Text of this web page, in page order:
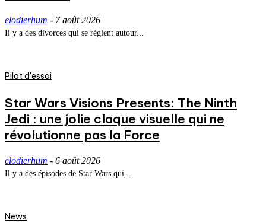
elodierhum - 7 août 2026
Il y a des divorces qui se règlent autour...
Pilot d'essai
Star Wars Visions Presents: The Ninth
Jedi : une jolie claque visuelle qui ne
révolutionne pas la Force
elodierhum - 6 août 2026
Il y a des épisodes de Star Wars qui...
News